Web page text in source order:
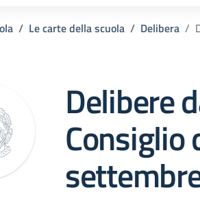
Le carte della scuola Delibera
Delibere